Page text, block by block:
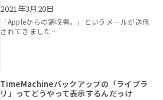
2021年3月20日
「Appleからの領収書。」というメールが送信
されてきました…
TimeMachineバックアップの「ライブラ
リ」ってどうやって表示するんだっけ